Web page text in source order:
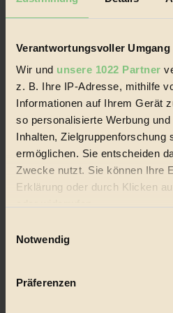
Verantwortungsvoller Umgang
Wir und unsere 1022 Partner
z. B. Ihre IP-Adresse, mithilfe
Informationen auf Ihrem Gerät
so personalisierte Werbung
Inhalten, Zielgruppenforschung
ermöglichen. Sie entscheiden
Zwecke nutzt. Sie können Ihre
Erklärung oder durch Klicken
Wenn Sie es erlauben, würden
Ihr Gerät durch aktives
Notwendig
Präferenzen
Biorama steht für einen nachhaltigen
Lebenswandel. Es ist eine moderne
Handels mit Bioprodukten, des Fair-
alternativer Energien.
Social Media
22.601 Fans auf Facebook
3.415 Follower auf Twitter
Folge uns auf Instagram
Themen
Bio
Vegan